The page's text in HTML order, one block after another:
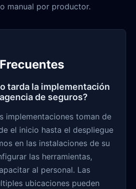
manual por productor.
tarda la implementación
de seguros?
implementaciones toman de
el inicio hasta el despliegue
en las instalaciones de su
las herramientas,
al personal. Las
ubicaciones pueden